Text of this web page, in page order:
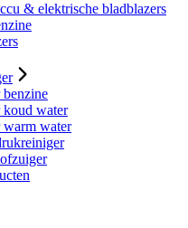
& elektrische bladblazers
water
water